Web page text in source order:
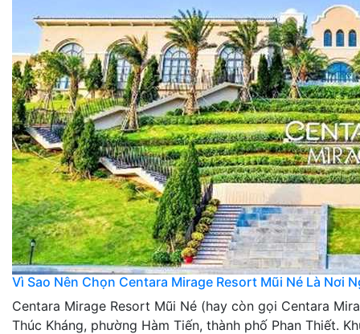
Vì Sao Nên Chọn Centara Mirage Resort Mũi Né Là Nơi
Centara Mirage Resort Mũi Né (hay còn gọi Centara
Thúc Kháng, phường Hàm Tiến, thành phố Phan Thiết.